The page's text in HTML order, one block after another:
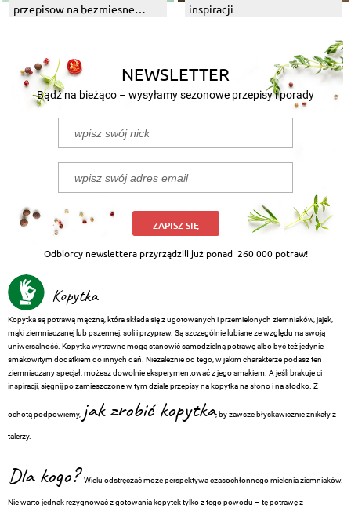
przepisow na bezmiesne
inspiracji
NEWSLETTER
Bądź na bieżąco – wysyłamy sezonowe przepisy i porady
ZAPISZ SIĘ
Odbiorcy newslettera przyrządzili już ponad 260 000 potraw!
Kopytka
Kopytka są potrawą mączną, która składa się z ugotowanych i przemielonych ziemniaków, jajek,
mąki ziemniaczanej lub pszennej, soli i przypraw. Są szczególnie lubiane ze względu na swoją
uniwersalność. Kopytka wytrawne mogą stanowić samodzielną potrawę albo być też jedynie
smakowitym dodatkiem do innych dań. Niezależnie od tego, w jakim charakterze podasz ten
ziemniaczany specjał, możesz dowolnie eksperymentować z jego smakiem. A jeśli brakuje ci
inspiracji, sięgnij po zamieszczone w tym dziale przepisy na kopytka na słono i na słodko. Z
ochotą podpowiemy, jak zrobić kopytka, by zawsze błyskawicznie znikały z
talerzy.
Dla kogo?Wielu odstręczać może perspektywa czasochłonnego mielenia ziemniaków.
Nie warto jednak rezygnować z gotowania kopytek tylko z tego powodu – tę potrawę z